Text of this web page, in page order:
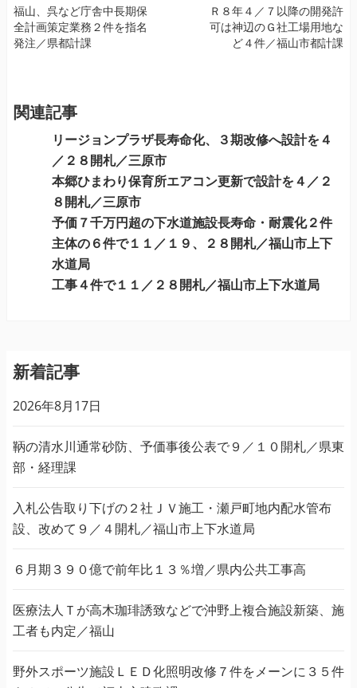
投
稿
ナ
ー
福山、呉など庁舎中長期保
全計画策定業務２件を指名
発注／県都計課
Ｒ８年４／７以降の開発許
可は神辺のＧ社工場用地な
ど４件／福山市都計課
関連記事
リージョンプラザ長寿命化、３期改修へ設計を４
／２８開札／三原市
本郷ひまわり保育所エアコン更新で設計を４／２
８開札／三原市
予価７千万円超の下水道施設長寿命・耐震化２件
主体の６件で１１／１９、２８開札／福山市上下
水道局
工事４件で１１／２８開札／福山市上下水道局
新着記事
2026年8月17日
鞆の清水川通常砂防、予価事後公表で９／１０開札／県東
部・経理課
入札公告取り下げの２社ＪＶ施工・瀬戸町地内配水管布
設、改めて９／４開札／福山市上下水道局
６月期３９０億で前年比１３％増／県内公共工事高
医療法人Ｔが高木珈琲誘致などで沖野上複合施設新築、施
工者も内定／福山
野外スポーツ施設ＬＥＤ化照明改修７件をメーンに３５件